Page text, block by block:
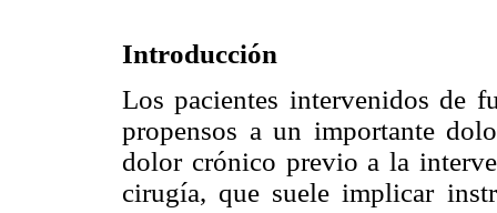
Introducción
Los pacientes intervenidos de
propensos a un importante
dolor crónico previo a la
cirugía, que suele implicar